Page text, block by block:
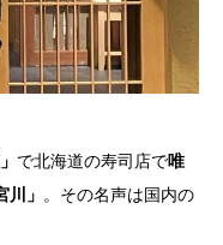
で北海道の寿司店で唯
川」 。その名声は国内の